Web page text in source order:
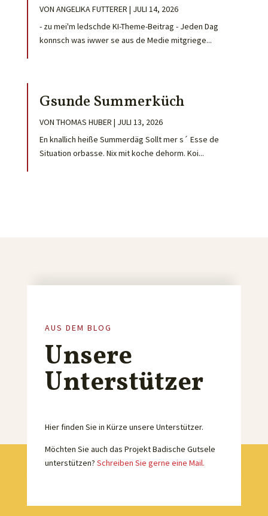
VON ANGELIKA FUTTERER | JULI 14, 2026
- zu mei'm ledschde KI-Theme-Beitrag - Jeden Dag
konnsch was iwwer se aus de Medie mitgriege...
Gsunde Summerküch
VON THOMAS HUBER | JULI 13, 2026
En knallich heiße Summerdäg Sollt mer s´ Esse de
Situation orbasse. Nix mit koche dehorm. Koi...
AUS DEM BLOG
Unsere
Unterstützer
Hier finden Sie in Kürze unsere Unterstützer.
Möchten Sie auch das Projekt Badische Gutsele
unterstützen? Schreiben Sie gerne eine Mail.